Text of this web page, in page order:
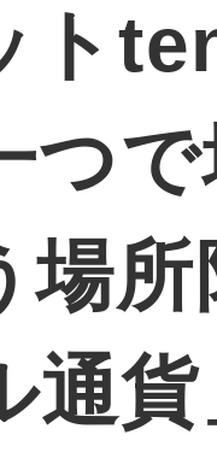
ト
つ
場
通
入を
ごとの
智頭